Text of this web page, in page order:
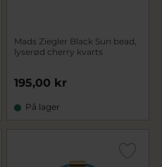
Mads Ziegler Black Sun bead,
lyserød cherry kvarts
195,00 kr
På lager